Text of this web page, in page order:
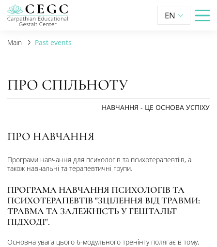
EN
Main Past events
ПРО СПІЛЬНОТУ
НАВЧАННЯ - ЦЕ ОСНОВА УСПІХУ
ПРО НАВЧАННЯ
Програми навчання для психологів та психотерапевтіів, а
також навчальні та терапевтичні групи.
ПРОГРАМА НАВЧАННЯ ПСИХОЛОГІВ ТА
ПСИХОТЕРАПЕВТІВ "ЗЦІЛЕННЯ ВІД ТРАВМИ:
ТРАВМА ТА ЗАЛЕЖНІСТЬ У ГЕШТАЛЬТ
ПІДХОДІ".
Основна увага цього 6-модульного тренінгу полягає в тому,